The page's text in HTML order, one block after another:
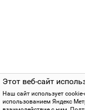
Этот веб-сайт
Наш сайт использует
использованием Яндекс